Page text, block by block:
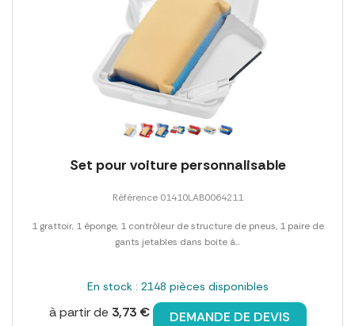
Set pour voiture personnalisable
Référence 01410LAB0064211
1 grattoir, 1 éponge, 1 contrôleur de structure de pneus, 1 paire de
gants jetables dans boite à...
En stock : 2148 pièces disponibles
à partir de 3,73 € DEMANDE DE DEVIS